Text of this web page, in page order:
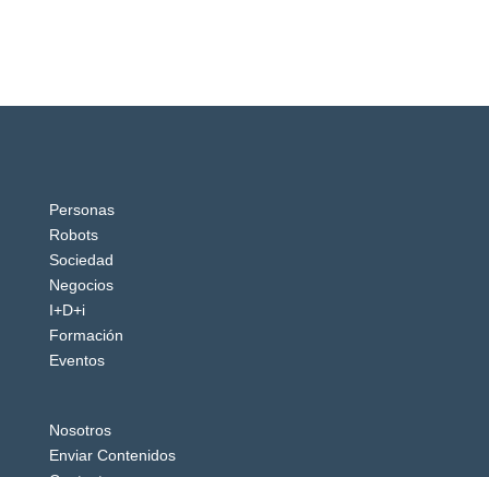
Personas
Robots
Sociedad
Negocios
I+D+i
Formación
Eventos
Nosotros
Enviar Contenidos